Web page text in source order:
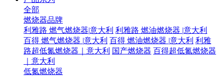
全部
燃烧器品牌
利雅路 燃气燃烧器|意大利 利雅路 燃油燃烧器 |意大利
百得 燃气燃烧器 |意大利 百得 燃油燃烧器 |意大利 利雅
路超低氮燃烧器｜意大利 国产燃烧器 百得超低氮燃烧器
｜意大利
低氮燃烧器